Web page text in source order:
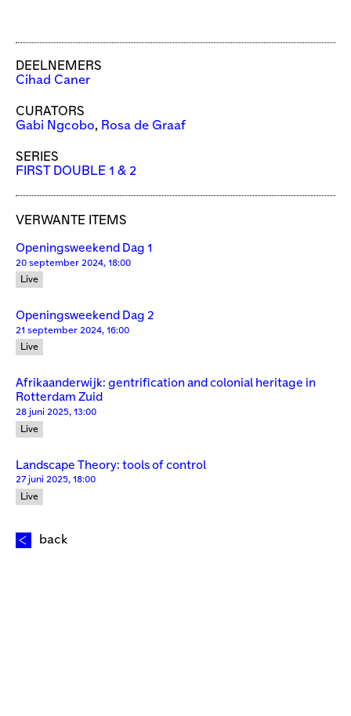
DEELNEMERS
Cihad Caner
CURATORS
Gabi Ngcobo, Rosa de Graaf
SERIES
FIRST DOUBLE 1 & 2
VERWANTE ITEMS
Openingsweekend Dag 1
20 september 2024, 18:00
Live
Openingsweekend Dag 2
21 september 2024, 16:00
Live
Afrikaanderwijk: gentrification and colonial heritage in
Rotterdam Zuid
28 juni 2025, 13:00
Live
Landscape Theory: tools of control
27 juni 2025, 18:00
Live
back